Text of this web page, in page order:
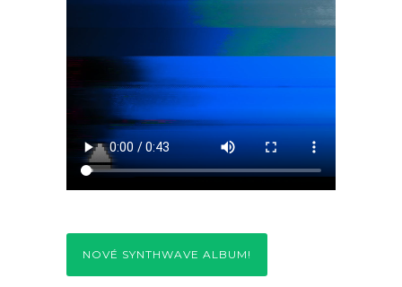
NOVÉ SYNTHWAVE ALBUM!